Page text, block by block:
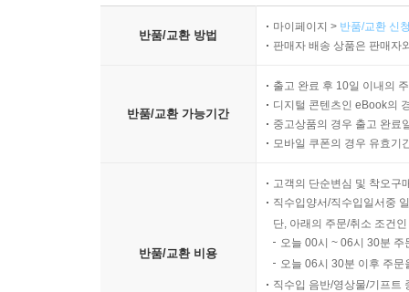
반품/교환 방법
마이페이지 > 반품/교환 신
판매자 배송 상품은 판매자
반품/교환 가능기간
출고 완료 후 10일 이내의
디지털 콘텐츠인 eBook의
중고상품의 경우 출고 완료
모바일 쿠폰의 경우 유효기
반품/교환 비용
고객의 단순변심 및 착오구
직수입양서/직수입일서중
단, 아래의 주문/취소 조건
오늘 00시 ~ 06시 30분
오늘 06시 30분 이후 주
직수입 음반/영상물/기프트